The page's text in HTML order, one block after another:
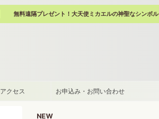
無料遠隔プレゼント！大天使ミカエルの神聖なシンボル
アクセス お申込み・お問い合わせ
NEW